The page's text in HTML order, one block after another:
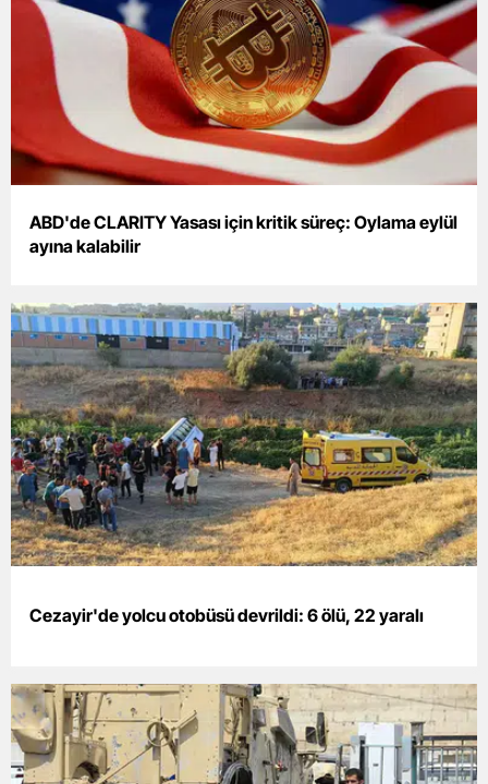
Samsun
Siirt
Sinop
Sivas
Tekirdağ
Trabzon
Tunceli
Şanlıurfa
Uşak
Van
Yozgat
Zonguldak
Aksaray
Karaman
Kırıkkale
ABD'de CLARITY Yasası için kritik süreç: Oylama eylül
ayına kalabilir
Cezayir'de yolcu otobüsü devrildi: 6 ölü, 22 yaralı